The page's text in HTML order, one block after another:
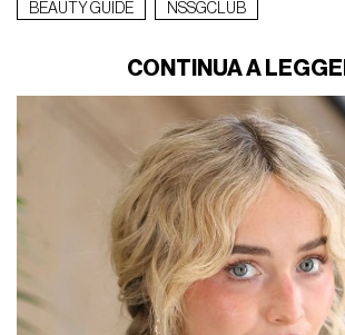
BEAUTY GUIDE NSSGCLUB
CONTINUA A